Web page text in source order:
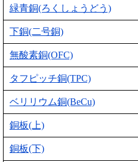
緑青銅(ろくしょうどう)
下銅(二号銅)
無酸素銅(OFC)
タフピッチ銅(TPC)
ベリリウム銅(BeCu)
銅板(上)
銅板(下)